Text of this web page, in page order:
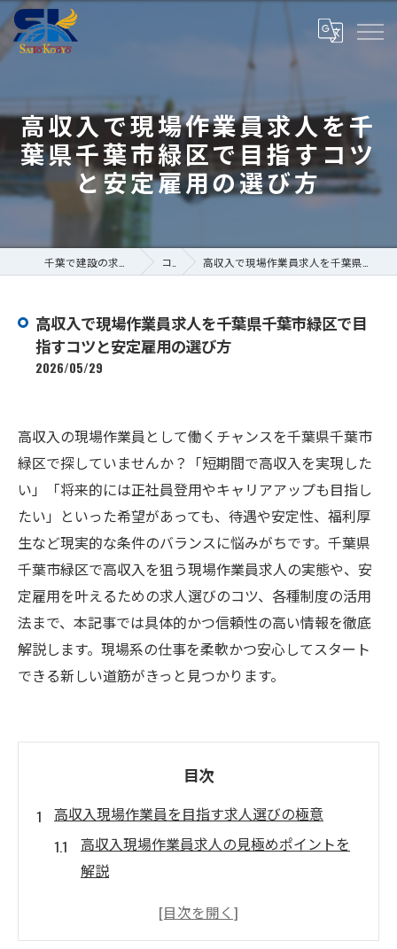
高収入で現場作業員求人を千
葉県千葉市緑区で目指すコツ
と安定雇用の選び方
コラム 高収入で現場作業員求人を千葉県千葉市緑区で目指すコツと安定雇用の選び方
高収入で現場作業員求人を千葉県千葉市緑区で目
指すコツと安定雇用の選び方
2026/05/29
高収入の現場作業員として働くチャンスを千葉県千葉市
緑区で探していませんか？「短期間で高収入を実現した
い」「将来的には正社員登用やキャリアアップも目指し
たい」といった希望があっても、待遇や安定性、福利厚
生など現実的な条件のバランスに悩みがちです。千葉県
千葉市緑区で高収入を狙う現場作業員求人の実態や、安
定雇用を叶えるための求人選びのコツ、各種制度の活用
法まで、本記事では具体的かつ信頼性の高い情報を徹底
解説します。現場系の仕事を柔軟かつ安心してスタート
できる新しい道筋がきっと見つかります。
目次
高収入現場作業員を目指す求人選びの極意
高収入現場作業員求人の見極めポイントを
解説
高収入現場作業員に人気の求人条件とは何